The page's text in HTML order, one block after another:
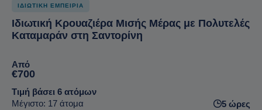
ΙΔΙΩΤΙΚΗ ΕΜΠΕΙΡΙΑ
Ιδιωτική Κρουαζιέρα Μισής Μέρας με Πολυτελές
Καταμαράν στη Σαντορίνη
Από
€700
Τιμή βάσει 6 ατόμων
Μέγιστο: 17 άτομα
5 ώρες